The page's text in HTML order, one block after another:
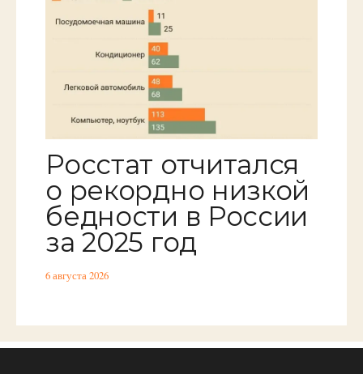
Росстат отчитался
о рекордно низкой
бедности в России
за 2025 год
6 августа 2026